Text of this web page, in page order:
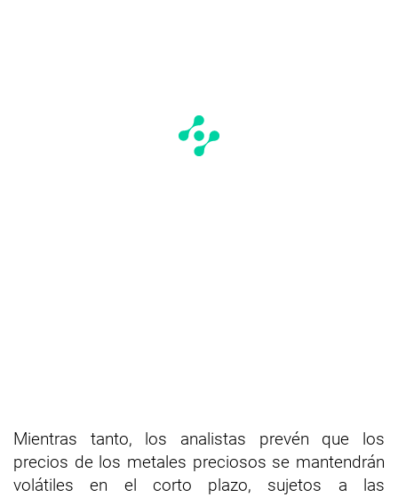
Mientras tanto, los analistas prevén que los
precios de los metales preciosos se mantendrán
volátiles en el corto plazo, sujetos a las